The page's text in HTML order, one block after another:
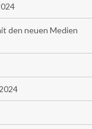
den neuen Medien